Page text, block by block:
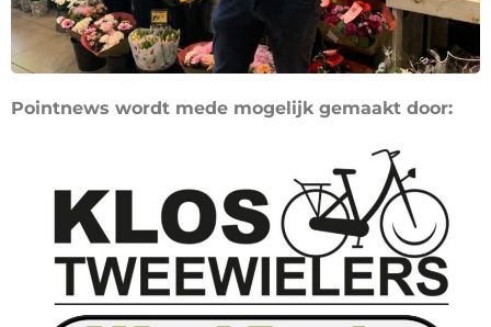
Pointnews wordt mede mogelijk gemaakt door: